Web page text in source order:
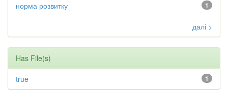
1
норма розвитку
далі >
Has File(s)
1
true